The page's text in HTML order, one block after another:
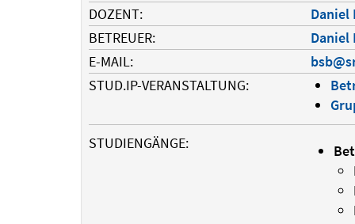
DOZENT:
Daniel
BETREUER:
Daniel
E-MAIL:
STUD.IP-VERANSTALTUNG:
STUDIENGÄNGE: